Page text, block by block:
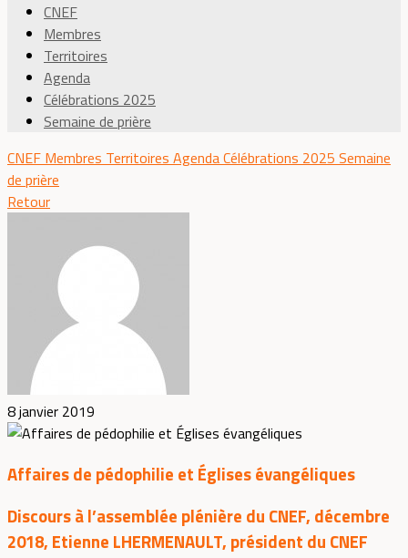
CNEF
Membres
Territoires
Agenda
Célébrations 2025
Semaine de prière
CNEF Membres Territoires AgendaCélébrations 2025 Semaine
de prière
Retour
8 janvier 2019
Affaires de pédophilie et Églises évangéliques
Discours à l’assemblée plénière du CNEF, décembre
2018, Etienne LHERMENAULT, président du CNEF